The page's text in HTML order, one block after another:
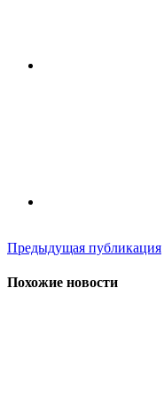
Предыдущая публикация
Похожие новости